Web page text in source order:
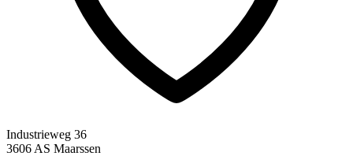
Industrieweg 36
3606 AS Maarssen